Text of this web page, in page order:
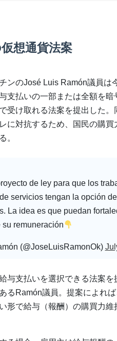
想通貨法案
ンのJosé Luis Ramón議員は
支払いの一部または全額を暗
受け取れる法案を提出した。
に対抗するため、国民の購買
。
de ley para que los
servicios tengan la opción
La idea es que puedan
remuneración
(@JoseLuisRamonOk)
与支払いを選択できる法案
るRamón議員。提案によれ
形で給与（報酬）の購買力